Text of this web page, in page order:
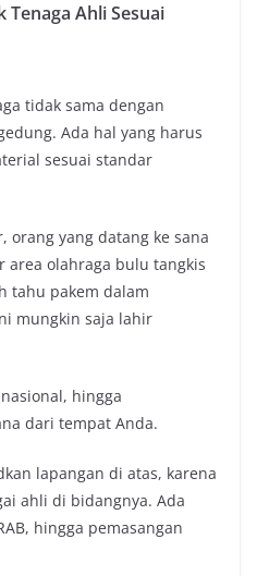
Ahli Sesuai
tidak sama dengan
Ada hal yang harus
sesuai standar
orang yang datang ke sana
area olahraga bulu tangkis
tahu pakem dalam
mungkin saja lahir
hingga
dari tempat Anda.
lapangan di atas, karena
ahli di bidangnya. Ada
hingga pemasangan